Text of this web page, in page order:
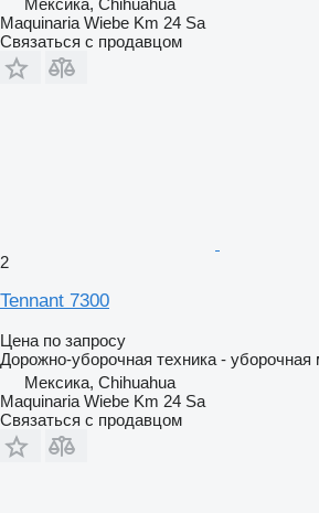
Maquinaria Wiebe Km 24 Sa
Связаться с продавцом
2
Tennant 7300
Цена по запросу
Дорожно-уборочная техника -
Мексика, Chihuahua
Maquinaria Wiebe Km 24 Sa
Связаться с продавцом